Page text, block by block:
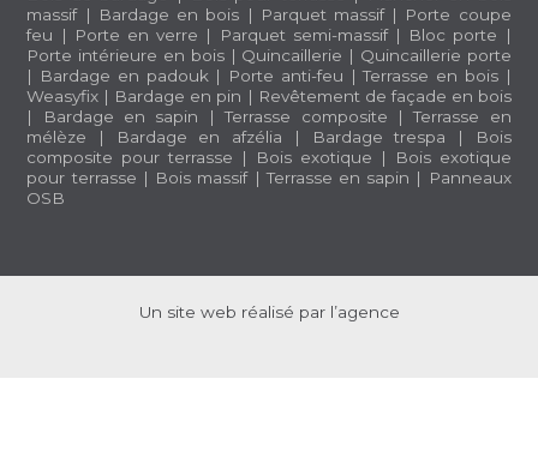
massif| Bardage en bois | Parquet massif|
Porte coupe
feu | Porte en verre | Parquet semi-massif| Bloc porte |
Porte intérieure en bois| Quincaillerie | Quincaillerie porte
|
Bardage en padouk | Porte anti-feu |Terrasse en bois|
Weasyfix | Bardage en pin | Revêtement de façade en bois
|
Bardage en sapin |Terrasse composite |Terrasse en
mélèze | Bardage en afzélia | Bardage trespa |
Bois
composite pour terrasse | Bois exotique |
Bois exotique
pour terrasse | Bois massif|Terrasse en sapin |
Panneaux
OSB
Un site web réalisé par l’agence